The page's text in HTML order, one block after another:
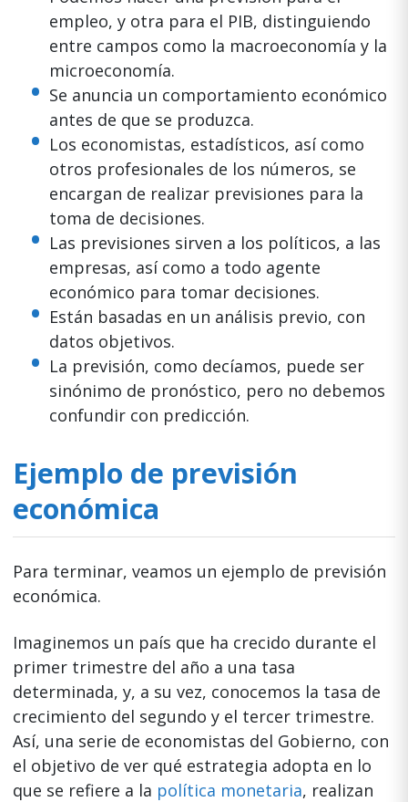
empleo, y otra para el PIB, distinguiendo
entre campos como la macroeconomía y la
microeconomía.
Se anuncia un comportamiento económico
antes de que se produzca.
Los economistas, estadísticos, así como
otros profesionales de los números, se
encargan de realizar previsiones para la
toma de decisiones.
Las previsiones sirven a los políticos, a las
empresas, así como a todo agente
económico para tomar decisiones.
Están basadas en un análisis previo, con
datos objetivos.
La previsión, como decíamos, puede ser
sinónimo de pronóstico, pero no debemos
confundir con predicción.
Ejemplo de previsión
económica
Para terminar, veamos un ejemplo de previsión
económica.
Imaginemos un país que ha crecido durante el
primer trimestre del año a una tasa
determinada, y, a su vez, conocemos la tasa de
crecimiento del segundo y el tercer trimestre.
Así, una serie de economistas del Gobierno, con
el objetivo de ver qué estrategia adopta en lo
que se refiere a la política monetaria, realizan